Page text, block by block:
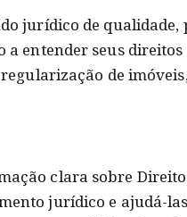
jurídico de
entender seus direitos
de
clara sobre
jurídico e ajudá-